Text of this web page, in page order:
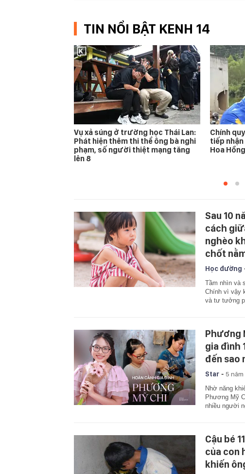
TIN NỔI BẬT KENH 14
Vụ xả súng ở trường học Thái Lan:
Phát hiện thêm thi thể ông bà nghi
phạm, số người thiệt mạng tăng
lên 8
Chính
tiếp
Hoa
Sau 10
cách
nghèo
chốt
Học đường
Tầm nhìn và
Chính vì vậy
và tư tưởng
Phương
gia đình
đến sao
Star - 5
Nhờ năng
Phương Mỹ
nhiều người
Cậu bé
của con
khiến